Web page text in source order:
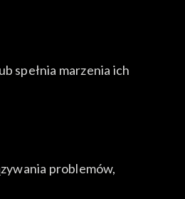
spełnia marzenia ich
problemów,